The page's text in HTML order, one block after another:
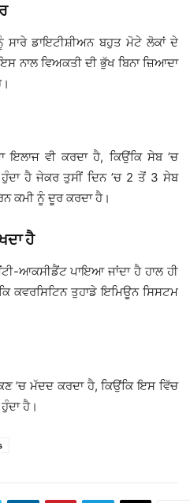
ਸਾਰੇ ਡਾਇਟੀਸ਼ੀਅਨ ਬਹੁਤ ਮੋਟੇ ਲੋਕਾਂ ਦੇ
ਨਾਲ ਵਿਅਕਤੀ ਦੀ ਭੁੱਖ ਬਿਨਾ ਜ਼ਿਆਦਾ
ਇਲਾਜ ਵੀ ਕਰਦਾ ਹੈ, ਕਿਉਂਕਿ ਸੇਬ ’ਚ
ਹੈ ਜੇਕਰ ਤੁਸੀਂ ਦਿਨ ’ਚ 2 ਤੋਂ 3 ਸੇਬ
ਕਮੀ ਨੂੰ ਦੂਰ ਕਰਦਾ ਹੈ।
ਹੈ
ਆਕਸੀਡੈਂਟ ਪਾਇਆ ਜਾਂਦਾ ਹੈ ਹਾਲ ਹੀ
ਕਵਰਸਿਟਿਨ ਤੁਹਾਡੇ ਇਮਿਊਨ ਸਿਸਟਮ
’ਚ ਮੱਦਦ ਕਰਦਾ ਹੈ, ਕਿਉਂਕਿ ਇਸ ਵਿੱਚ
ਹੈ।